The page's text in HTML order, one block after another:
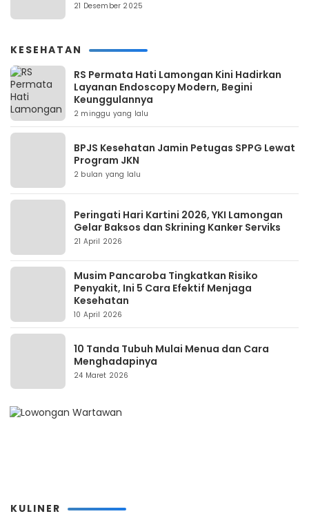
21 Desember 2025
KESEHATAN
RS Permata Hati Lamongan Kini Hadirkan
Layanan Endoscopy Modern, Begini
Keunggulannya
2 minggu yang lalu
BPJS Kesehatan Jamin Petugas SPPG Lewat
Program JKN
2 bulan yang lalu
Peringati Hari Kartini 2026, YKI Lamongan
Gelar Baksos dan Skrining Kanker Serviks
21 April 2026
Musim Pancaroba Tingkatkan Risiko
Penyakit, Ini 5 Cara Efektif Menjaga
Kesehatan
10 April 2026
10 Tanda Tubuh Mulai Menua dan Cara
Menghadapinya
24 Maret 2026
KULINER